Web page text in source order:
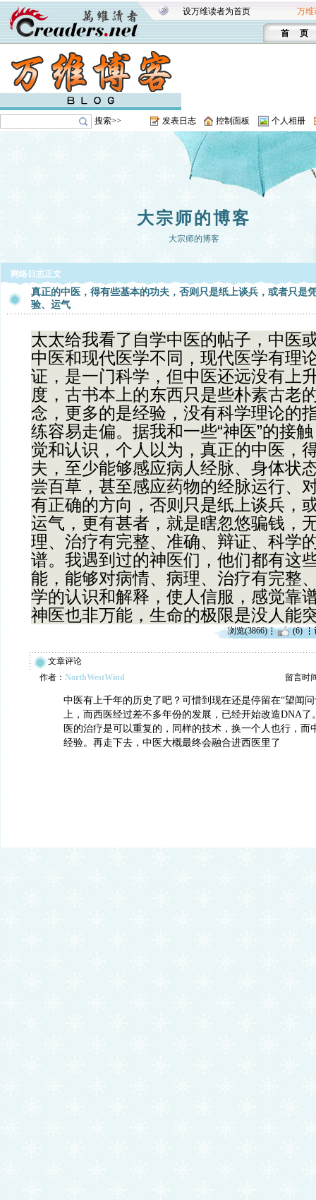
设万维读者为首页 万维
首 页
搜索>> 发表日志 控制面板 个人相册
大宗师的博客
大宗师的博客
网络日志正文
真正的中医，得有些基本的功夫，否则只是纸上谈兵，或者只是
验、运气
太太给我看了自学中医的帖子，中医
中医和现代医学不同，现代医学有理
证，是一门科学，但中医还远没有上
度，古书本上的东西只是些朴素古老
念，更多的是经验，没有科学理论的
练容易走偏。据我和一些“神医”的接
觉和认识，个人以为，真正的中医，
夫，至少能够感应病人经脉、身体状
尝百草，甚至感应药物的经脉运行、
有正确的方向，否则只是纸上谈兵，
运气，更有甚者，就是瞎忽悠骗钱，
理、治疗有完整、准确、辩证、科学
谱。我遇到过的神医们，他们都有这
能，能够对病情、病理、治疗有完整
学的认识和解释，使人信服，感觉靠
神医也非万能，生命的极限是没人能
浏览(3866) (6)
文章评论
作者： NorthWestWind 留言时
中医有上千年的历史了吧？可惜到现在还是停留在“望闻
上，而西医经过差不多年份的发展，已经开始改造DNA了
医的治疗是可以重复的，同样的技术，换一个人也行，而
经验。再走下去，中医大概最终会融合进西医里了